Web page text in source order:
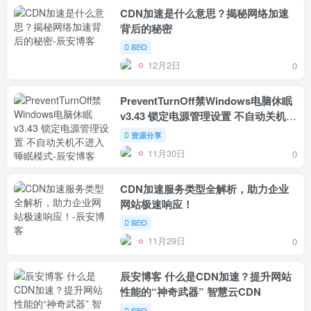
CDN加速是什么意思？揭秘网络加速
背后的秘密
SEO
12月2日 0
PreventTurnOff禁Windows电脑休眠
v3.43 锁定电源管理设置 不自动关机不
进入睡眠模式
资源分享
11月30日 0
CDN加速服务类型全解析，助力企业
网站极速响应！
SEO
11月29日 0
辰安博客 什么是CDN加速？提升网站
性能的“神奇武器” 智慧云CDN